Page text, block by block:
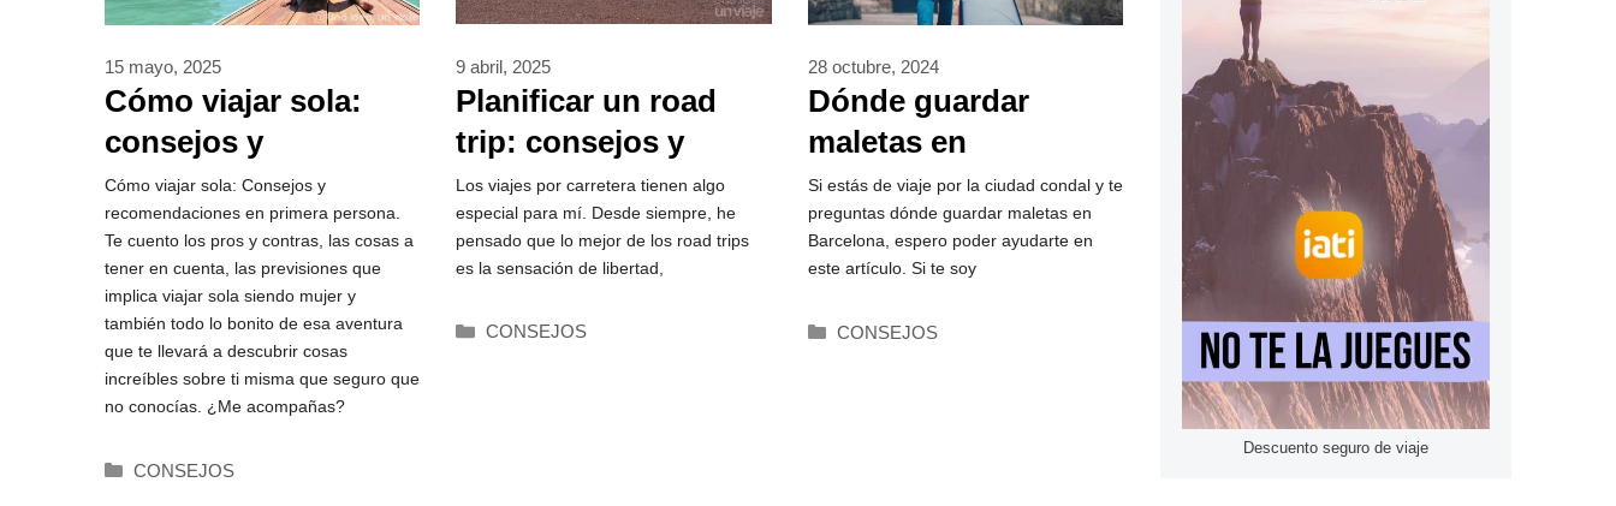
Cómo viajar sola:
consejos y
experiencias en
primera persona
15 mayo, 2025
Cómo viajar sola: Consejos y
recomendaciones en primera persona.
Te cuento los pros y contras, las cosas a
tener en cuenta, las previsiones que
implica viajar sola siendo mujer y
también todo lo bonito de esa aventura
que te llevará a descubrir cosas
increíbles sobre ti misma que seguro que
no conocías. ¿Me acompañas?
Categorías
CONSEJOS
Planificar un road
trip: consejos y
aplicaciones útiles
9 abril, 2025
Los viajes por carretera tienen algo
especial para mí. Desde siempre, he
pensado que lo mejor de los road trips
es la sensación de libertad,
Categorías
CONSEJOS
Dónde guardar
maletas en
Barcelona:
recomendaciones de
10
28 octubre, 2024
Si estás de viaje por la ciudad condal y te
preguntas dónde guardar maletas en
Barcelona, espero poder ayudarte en
este artículo. Si te soy
Categorías
CONSEJOS
Descuento seguro de viaje